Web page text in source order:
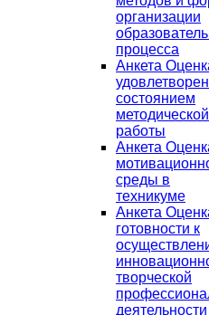
организации
процесса
Анкета
состоянием
методической
работы
Анкета
среды в
техникуме
Анкета
готовности к
творческой
деятельности